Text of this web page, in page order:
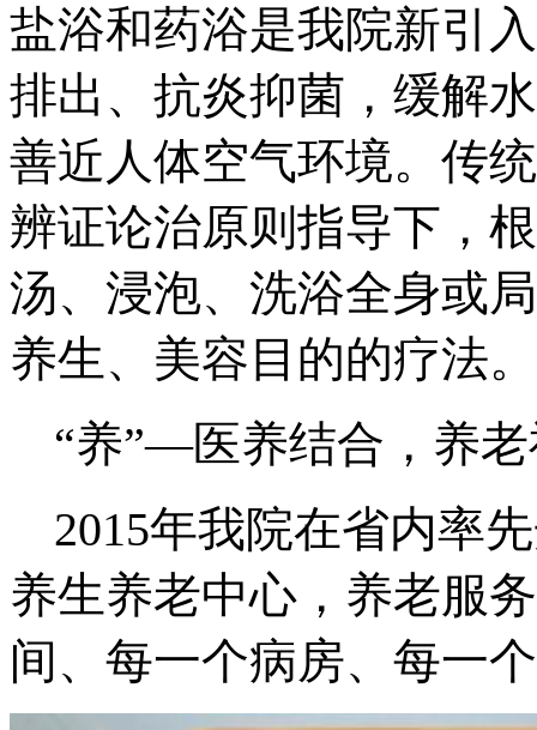
盐浴和药浴是我院新引
排出、抗炎抑菌，缓解
善近人体空气环境。传
辨证论治原则指导下，
汤、浸泡、洗浴全身或
养生、美容目的的疗法。
“养”—医养结合，养
2015年我院在省内率
养生养老中心，养老服
间、每一个病房、每一